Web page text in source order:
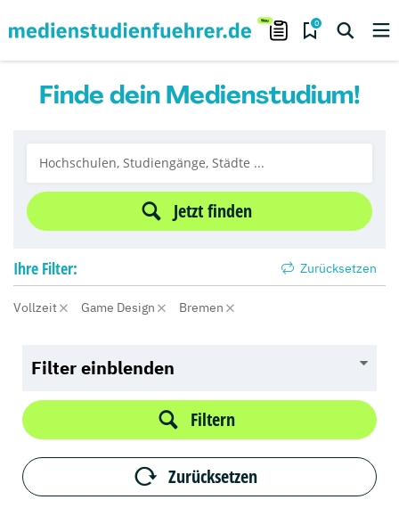
0
Finde dein Medienstudium!
Jetzt finden
Ihre Filter: Zurücksetzen
Vollzeit Game Design Bremen
Filter einblenden
Filtern
Zurücksetzen